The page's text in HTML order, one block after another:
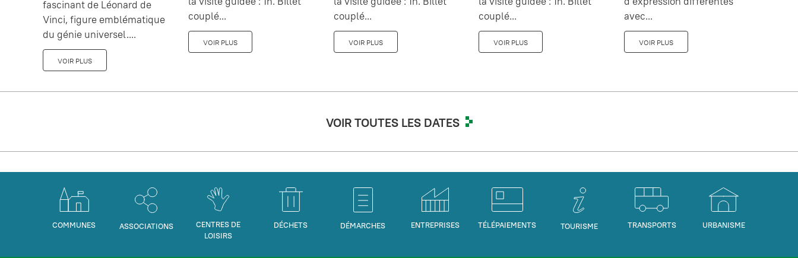
fascinant de Léonard de
Vinci, figure emblématique
du génie universel....
VOIR PLUS
couplé...
VOIR PLUS
couplé...
VOIR PLUS
couplé...
VOIR PLUS
avec...
VOIR PLUS
VOIR TOUTES LES DATES
COMMUNES ASSOCIATIONS
CENTRES DE
LOISIRS
DÉCHETS DÉMARCHES ENTREPRISES TÉLÉPAIEMENTS TOURISME TRANSPORTS URBANISME